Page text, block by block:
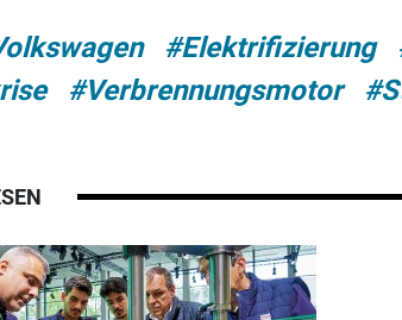
#Elektrifizierung
#Verbrennungsmotor